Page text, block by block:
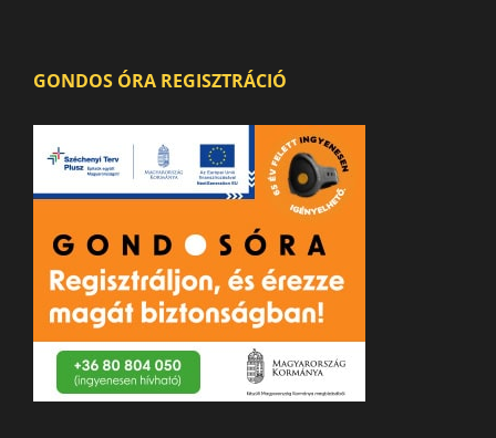
GONDOS ÓRA REGISZTRÁCIÓ